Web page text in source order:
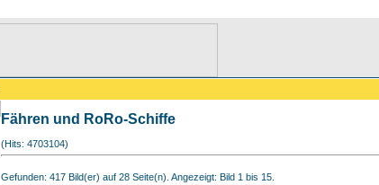
Fähren und RoRo-Schiffe
(Hits: 4703104)
Gefunden: 417 Bild(er) auf 28 Seite(n). Angezeigt: Bild 1 bis 15.